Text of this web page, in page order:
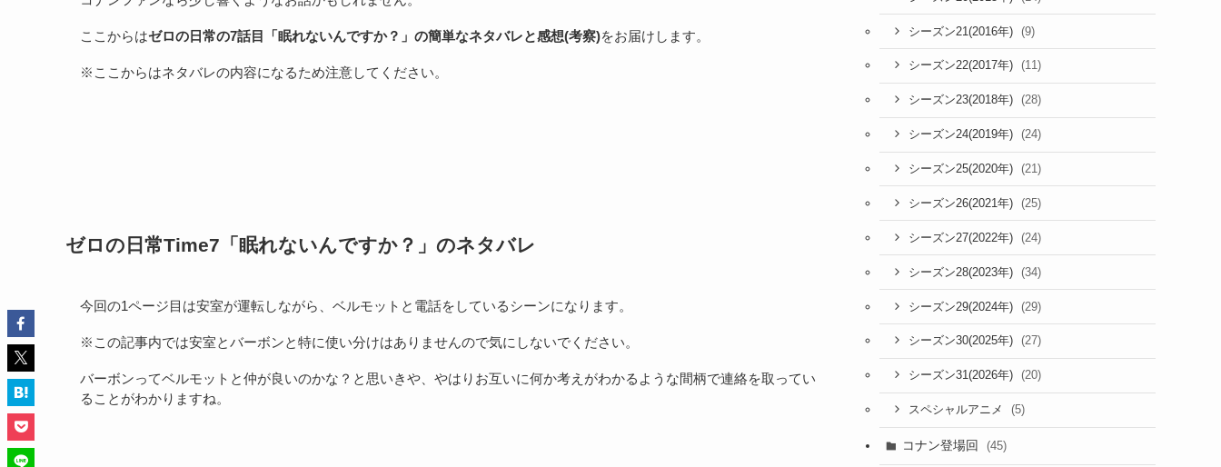
ここからはゼロの日常の7話目「眠れないんですか？」の簡単なネタバレと感想(考察)をお届けします。
※ここからはネタバレの内容になるため注意してください。
ゼロの日常Time7「眠れないんですか？」のネタバレ
今回の1ページ目は安室が運転しながら、ベルモットと電話をしているシーンになります。
※この記事内では安室とバーボンと特に使い分けはありませんので気にしないでください。
バーボンってベルモットと仲が良いのかな？と思いきや、やはりお互いに何か考えがわかるような間柄で連絡を取ってい
ることがわかりますね。
シーズン21(2016年) (9)
シーズン22(2017年) (11)
シーズン23(2018年) (28)
シーズン24(2019年) (24)
シーズン25(2020年) (21)
シーズン26(2021年) (25)
シーズン27(2022年) (24)
シーズン28(2023年) (34)
シーズン29(2024年) (29)
シーズン30(2025年) (27)
シーズン31(2026年) (20)
スペシャルアニメ (5)
コナン登場回 (45)